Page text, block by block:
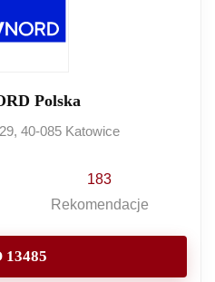
Polska
40-085 Katowice
183
Rekomendacje
13485